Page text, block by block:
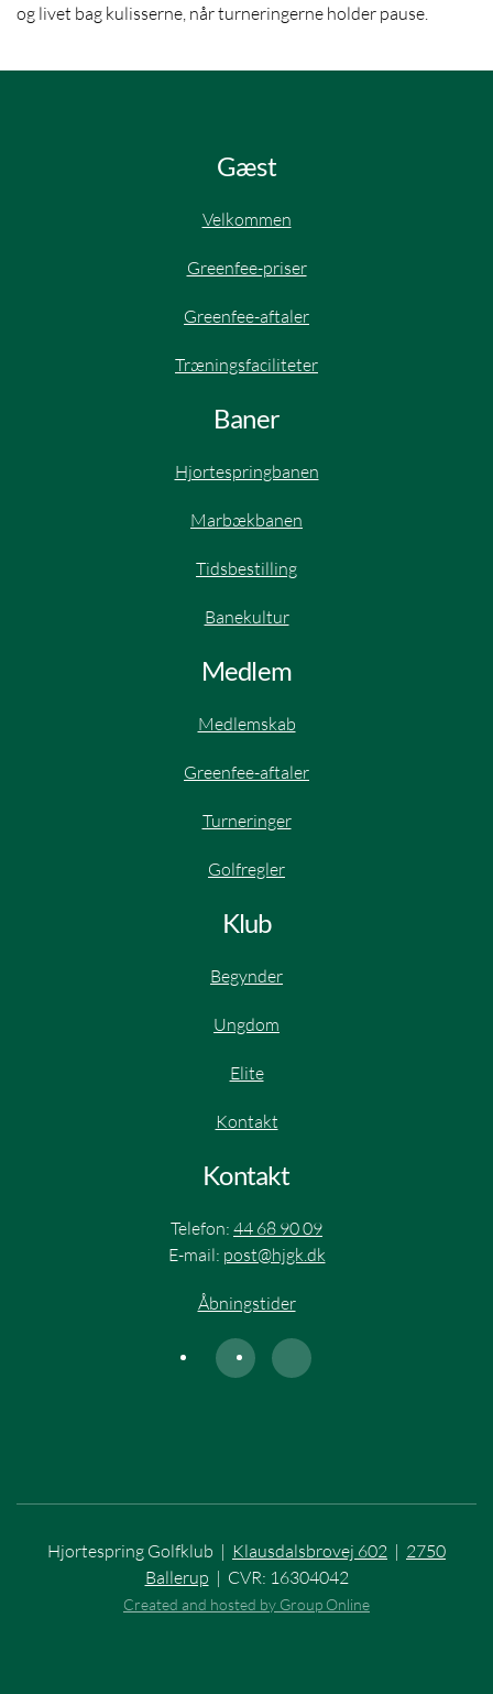
og livet bag kulisserne, når turneringerne holder pause.
Gæst
Velkommen
Greenfee-priser
Greenfee-aftaler​
Træningsfaciliteter
Baner
Hjortespringbanen​
Marbækbanen
Tidsbestilling
Banekultur
Medlem
Medlemskab
Greenfee-aftaler
Turneringer
Golfregler
Klub
Begynder
Ungdom
Elite​
Kontakt
Kontakt
Telefon: 44 68 90 09
E-mail: post@hjgk.dk
Åbningstider
Hjortespring Golfklub | Klausdalsbrovej 602 | 2750
Ballerup | CVR: 16304042
Created and hosted by Group Online